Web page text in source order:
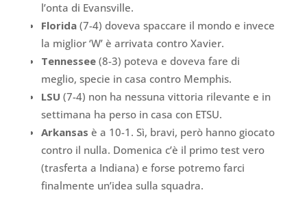
l’onta di Evansville.
Florida (7-4) doveva spaccare il mondo e invece
la miglior ‘W’ è arrivata contro Xavier.
Tennessee(8-3) poteva e doveva fare di
meglio, specie in casa contro Memphis.
LSU (7-4) non ha nessuna vittoria rilevante e in
settimana ha perso in casa con ETSU.
Arkansas è a 10-1. Sì, bravi, però hanno giocato
contro il nulla. Domenica c’è il primo test vero
(trasferta a Indiana) e forse potremo farci
finalmente un’idea sulla squadra.